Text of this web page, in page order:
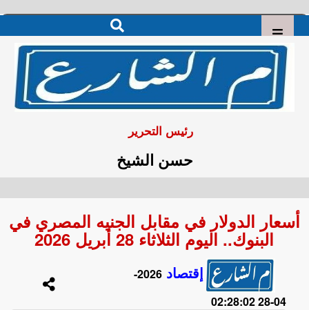
رئيس التحرير
حسن الشيخ
أسعار الدولار في مقابل الجنيه المصري في
البنوك.. اليوم الثلاثاء 28 أبريل 2026
إقتصاد
2026-
04-28 02:28:02